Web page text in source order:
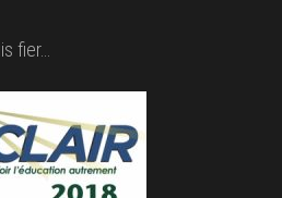
fier…